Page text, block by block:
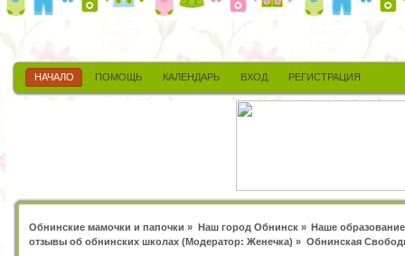
НАЧАЛО ПОМОЩЬ КАЛЕНДАРЬ ВХОД РЕГИСТРАЦИЯ
Обнинские мамочки и папочки » Наш город Обнинск» Наше образование
отзывы об обнинских школах (Модератор:Женечка) » Обнинская